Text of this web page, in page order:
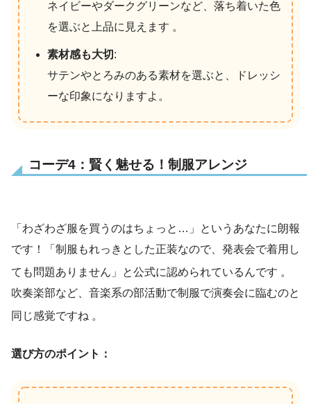
ネイビーやダークグリーンなど、落ち着いた色
を選ぶと上品に見えます 。
素材感も大切 :
サテンやとろみのある素材を選ぶと、ドレッシ
ーな印象になりますよ。
コーデ4：賢く魅せる！制服アレンジ
「わざわざ服を買うのはちょっと…」というあなたに朗報
です！「制服もれっきとした正装なので、発表会で着用し
ても問題ありません」と公式に認められているんです 。
吹奏楽部など、音楽系の部活動で制服で演奏会に臨むのと
同じ感覚ですね 。
選び方のポイント：